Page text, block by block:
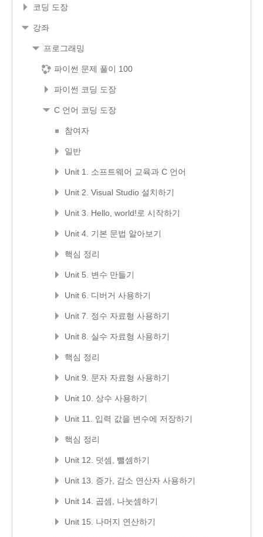
코딩 도장
강좌
프로그래밍
파이썬 문제 풀이 100
파이썬 코딩 도장
C 언어 코딩 도장
참여자
일반
Unit 1. 소프트웨어 교육과 C 언어
Unit 2. Visual Studio 설치하기
Unit 3. Hello, world!로 시작하기
Unit 4. 기본 문법 알아보기
핵심 정리
Unit 5. 변수 만들기
Unit 6. 디버거 사용하기
Unit 7. 정수 자료형 사용하기
Unit 8. 실수 자료형 사용하기
핵심 정리
Unit 9. 문자 자료형 사용하기
Unit 10. 상수 사용하기
Unit 11. 입력 값을 변수에 저장하기
핵심 정리
Unit 12. 덧셈, 뺄셈하기
Unit 13. 증가, 감소 연산자 사용하기
Unit 14. 곱셈, 나눗셈하기
Unit 15. 나머지 연산하기